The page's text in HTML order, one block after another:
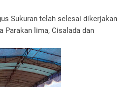
Sukuran telah selesai dikerjakan
Parakan lima, Cisalada dan